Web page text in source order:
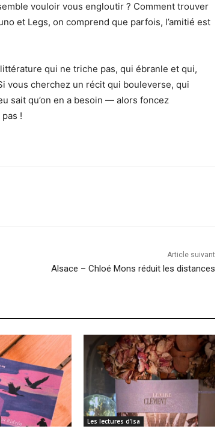
vouloir vous engloutir ? Comment trouver
et Legs, on comprend que parfois, l’amitié est
qui ne triche pas, qui ébranle et qui,
vous cherchez un récit qui bouleverse, qui
sait qu’on en a besoin — alors foncez
!
Article suivant
Alsace – Chloé Mons réduit les distances
Les lectures d'Isa